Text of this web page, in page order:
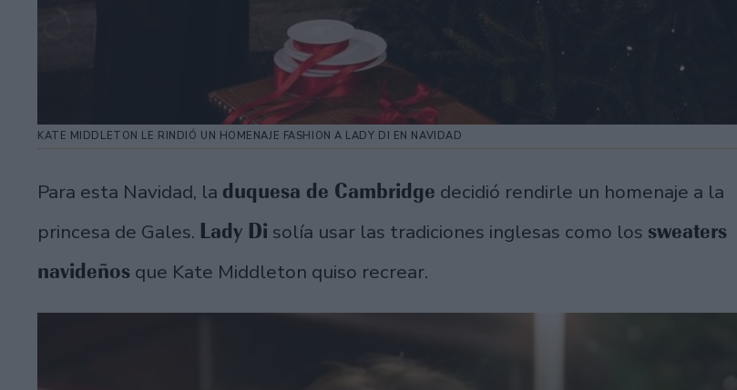
KATE MIDDLETON LE RINDIÓ UN HOMENAJE FASHION A LADY DI EN NAVIDAD
Para esta Navidad, la duquesa de Cambridge decidió rendirle un homenaje a la
princesa de Gales. Lady Di solía usar las tradiciones inglesas como los sweaters
navideños que Kate Middleton quiso recrear.